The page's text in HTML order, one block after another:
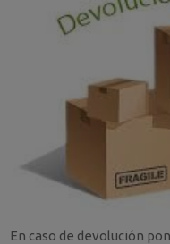
En caso de devolución